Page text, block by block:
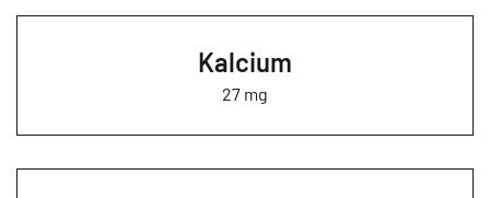
Kalcium
27 mg